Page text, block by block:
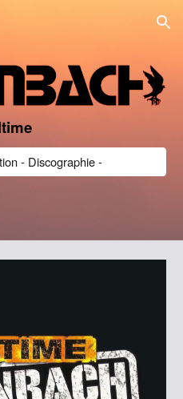
Skip to navigation
- Discographie -